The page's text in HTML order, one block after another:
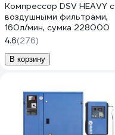
Компрессор DSV HEAVY с
воздушными фильтрами,
160л/мин, сумка 228000
4.6(276)
В корзину